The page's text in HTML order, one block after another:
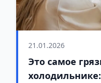
21.01.2026
Это самое